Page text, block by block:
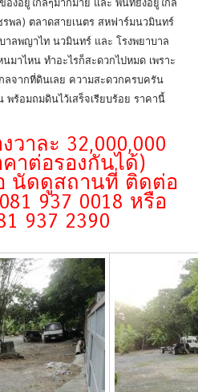
องอยู่ใกล้ๆมากมาย และ พื้นที่ยังอยู่ใกล้
พล) ตลาดสายเนตร สหฟาร์มนวมินทร์
าลพญาไท นวมินทร์ และ โรงพยาบาล
มาไหน ทำอะไรก็สะดวกไปหมด เพราะ
ลจากที่ดินเลย ความสะดวกครบครัน
ร้อมถมดินไว้เสร็จเรียบร้อย ราคานี้
วาละ 32,000,000
าต่อรองกันได้)
นัดดูสถานที่ ติดต่อ
937 0018 หรือ
937 2390